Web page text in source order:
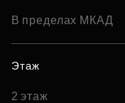
В пределах МКАД
Этаж
2 этаж